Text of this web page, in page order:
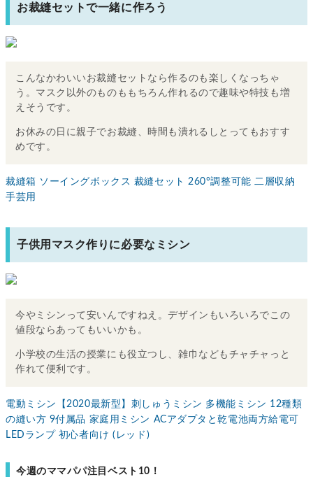
お裁縫セットで一緒に作ろう
こんなかわいいお裁縫セットなら作るのも楽しくなっちゃ
う。マスク以外のものももちろん作れるので趣味や特技も増
えそうです。
お休みの日に親子でお裁縫、時間も潰れるしとってもおすす
めです。
裁縫箱 ソーイングボックス 裁縫セット 260°調整可能 二層収納
手芸用
子供用マスク作りに必要なミシン
今やミシンって安いんですねえ。デザインもいろいろでこの
値段ならあってもいいかも。
小学校の生活の授業にも役立つし、雑巾などもチャチャっと
作れて便利です。
電動ミシン【2020最新型】刺しゅうミシン 多機能ミシン 12種類
の縫い方 9付属品 家庭用ミシン ACアダプタと乾電池両方給電可
LEDランプ 初心者向け (レッド)
今週のママパパ注目ベスト10！